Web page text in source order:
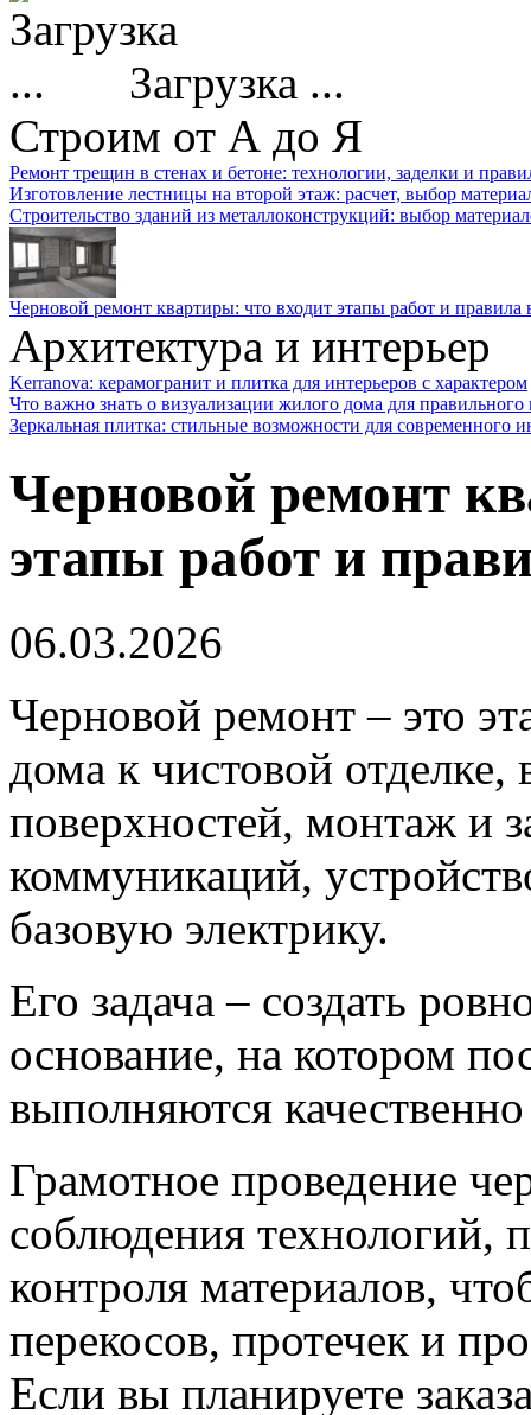
Загрузка ...
Строим от А до Я
Ремонт трещин в стенах и бетоне: технологии, заделки и
Изготовление лестницы на второй этаж: расчет, выбор
Строительство зданий из металлоконструкций: выбор
Черновой ремонт квартиры: что входит этапы работ и
Архитектура и интерьер
Kerranova: керамогранит и плитка для интерьеров с характером
Что важно знать о визуализации жилого дома для
Зеркальная плитка: стильные возможности для современного
Черновой ремонт
этапы работ и
06.03.2026
Черновой ремонт – это
дома к чистовой
поверхностей, монтаж и
коммуникаций,
базовую электрику.
Его задача – создать
основание, на котором
выполняются
Грамотное проведение
соблюдения технологий,
контроля материалов,
перекосов, протечек и
Если вы планируете